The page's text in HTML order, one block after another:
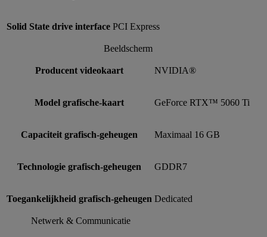
Solid State drive interface PCI Express
Beeldscherm
Producent videokaart NVIDIA®
Model grafische-kaart GeForce RTX™ 5060 Ti
Capaciteit grafisch-geheugen Maximaal 16 GB
Technologie grafisch-geheugen GDDR7
Toegankelijkheid grafisch-geheugen Dedicated
Netwerk & Communicatie